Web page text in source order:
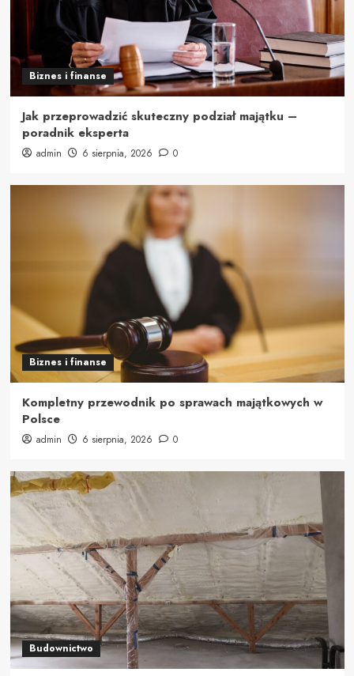
Biznes i finanse
Jak przeprowadzić skuteczny podział majątku –
poradnik eksperta
admin 6 sierpnia, 2026 0
Biznes i finanse
Kompletny przewodnik po sprawach majątkowych w
Polsce
admin 6 sierpnia, 2026 0
Budownictwo